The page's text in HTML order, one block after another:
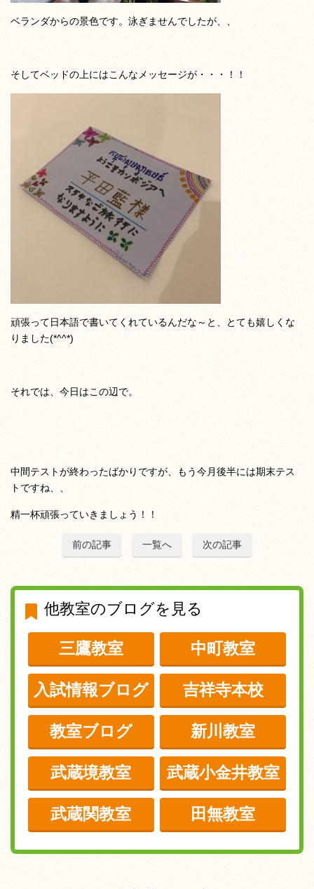
ベランダからの景色です。泳ぎませんでしたが、、
そしてベッドの上にはこんなメッセージが・・・！！
頑張って日本語で書いてくれているんだな～と、とても嬉しくな
りました(*^^*)
それでは、今日はこの辺で。
中間テストが終わったばかりですが、もう今月後半には期末テス
トですね、、
精一杯頑張っていきましょう！！
前の記事 一覧へ 次の記事
他教室のブログを見る
三鷹教室 中町教室
入試情報ブログ 吉祥寺本校
教室ブログ 新川教室
武蔵境教室 武蔵小金井教室
武蔵関教室 田無教室